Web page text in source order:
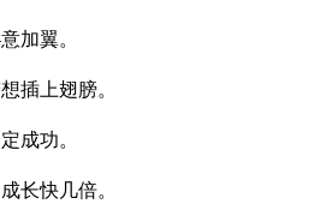
加翼。
插上翅膀。
成功。
长快几倍。